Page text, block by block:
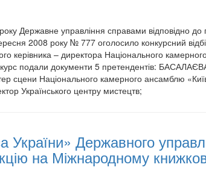
Державне управління справами відповідно до
2008 року № 777 оголосило конкурсний
керівника – директора Національного
подали документи 5 претендентів:
сцени Національного камерного ансамблю
Українського центру мистецтв;
Державного
на Міжнародному